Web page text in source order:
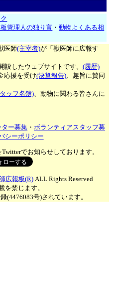
管理人の独り言 ・動物よくある相
医師(主宰者)が「獣医師に広報す
設したウェブサイトです。(履歴)
応援を受け(決算報告)、趣旨に賛同
ッフ名簿)、動物に関わる皆さんに
ター募集 ・ボランティアスタッフ募
シーポリシー
でお知らせしております。
広報板(R)ALL Rights Reserved
を禁じます。
(4476083号)されています。